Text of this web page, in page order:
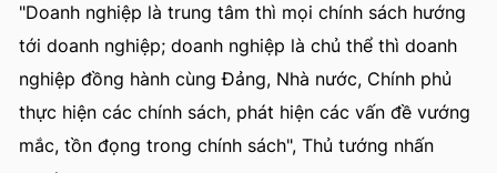
"Doanh nghiệp là trung tâm thì mọi chính sách hướng
tới doanh nghiệp; doanh nghiệp là chủ thể thì doanh
nghiệp đồng hành cùng Đảng, Nhà nước, Chính phủ
thực hiện các chính sách, phát hiện các vấn đề vướng
mắc, tồn đọng trong chính sách", Thủ tướng nhấn